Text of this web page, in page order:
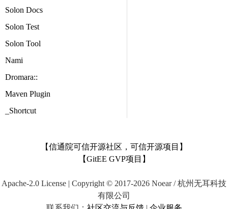
Solon Docs
Solon Test
Solon Tool
Nami
Dromara::
Maven Plugin
_Shortcut
【信通院可信开源社区，可信开源项目】
【GitEE GVP项目】
Apache-2.0 License | Copyright © 2017-2026 Noear / 杭州无耳科技
有限公司